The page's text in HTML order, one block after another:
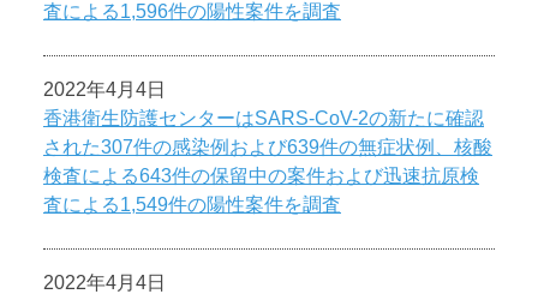
査による1,596件の陽性案件を調査
2022年4月4日
香港衛生防護センターはSARS-CoV-2の新たに確認
された307件の感染例および639件の無症状例、核酸
検査による643件の保留中の案件および迅速抗原検
査による1,549件の陽性案件を調査
2022年4月4日